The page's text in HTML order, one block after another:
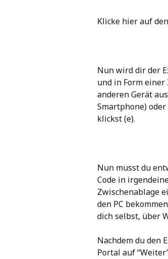
Klicke hier auf
Nun wird dir der
und in Form einer
anderen Gerät
Smartphone)
klickst (e).
Nun musst du
Code in
Zwischenablage
den PC
dich selbst, über
Nachdem du den
Portal auf